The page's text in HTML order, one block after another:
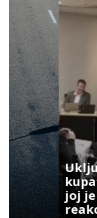
Uključila se
kupatila:
joj je iza
reakcija